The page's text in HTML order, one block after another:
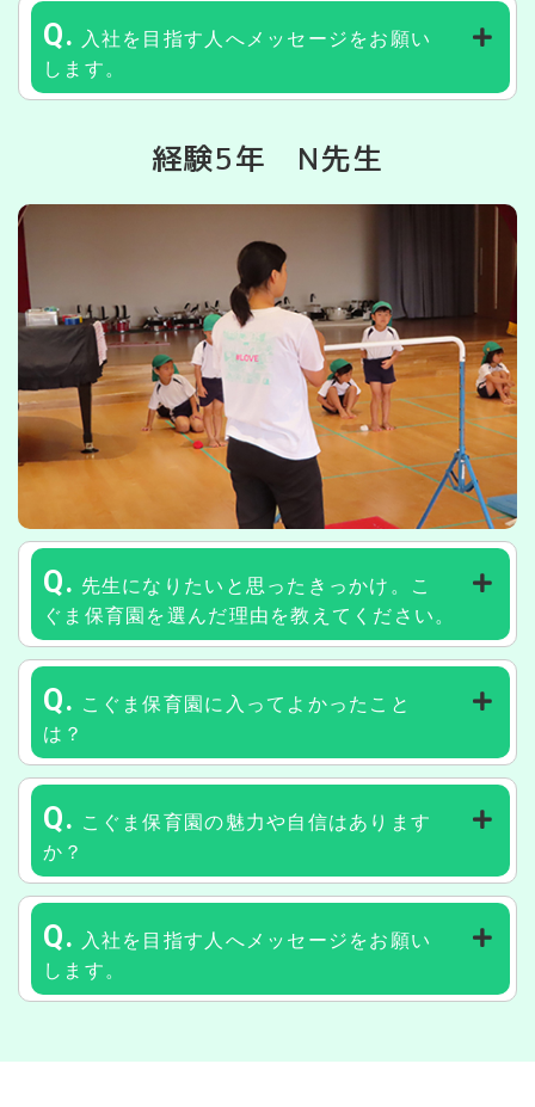
Q.
入社を目指す人へメッセージをお願い
します。
経験5年 N先生
Q. 先生になりたいと思ったきっかけ。こ
ぐま保育園を選んだ理由を教えてください。
Q. こぐま保育園に入ってよかったこと
は？
Q. こぐま保育園の魅力や自信はあります
か？
Q.
入社を目指す人へメッセージをお願い
します。